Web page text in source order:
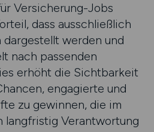
Versicherung-Jobs
dass ausschließlich
werden und
nach passenden
erhöht die Sichtbarkeit
engagierte und
zu gewinnen, die im
langfristig Verantwortung